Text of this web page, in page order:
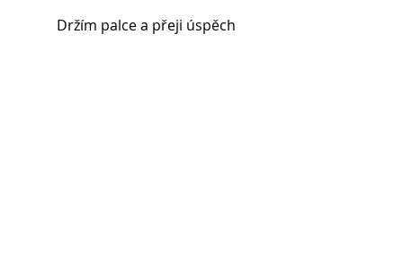
Držím palce a přeji úspěch